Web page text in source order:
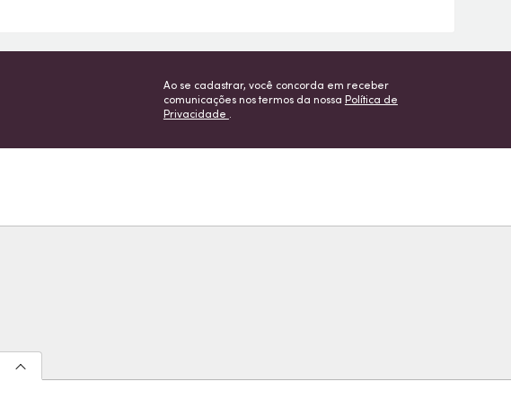
Ao se cadastrar, você concorda em receber
comunicações nos termos da nossa Política de
Privacidade .